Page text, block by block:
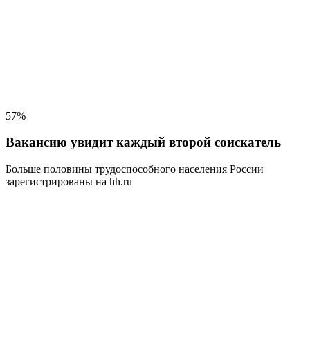
57%
Вакансию увидит каждый второй соискатель
Больше половины трудоспособного населения России
зарегистрированы на hh.ru